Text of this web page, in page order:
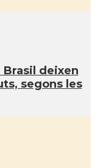
a Salvador
Brasil deixen
segons les